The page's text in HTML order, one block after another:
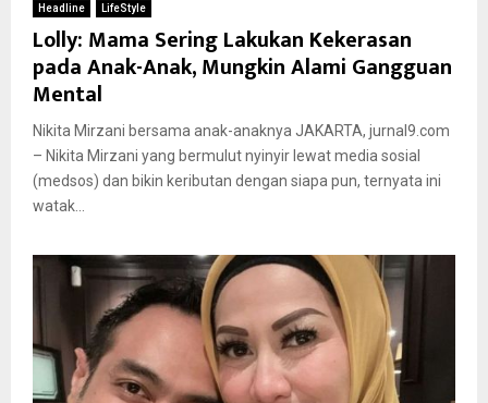
Headline LifeStyle
Lolly: Mama Sering Lakukan Kekerasan
pada Anak-Anak, Mungkin Alami Gangguan
Mental
Nikita Mirzani bersama anak-anaknya JAKARTA, jurnal9.com
– Nikita Mirzani yang bermulut nyinyir lewat media sosial
(medsos) dan bikin keributan dengan siapa pun, ternyata ini
watak...